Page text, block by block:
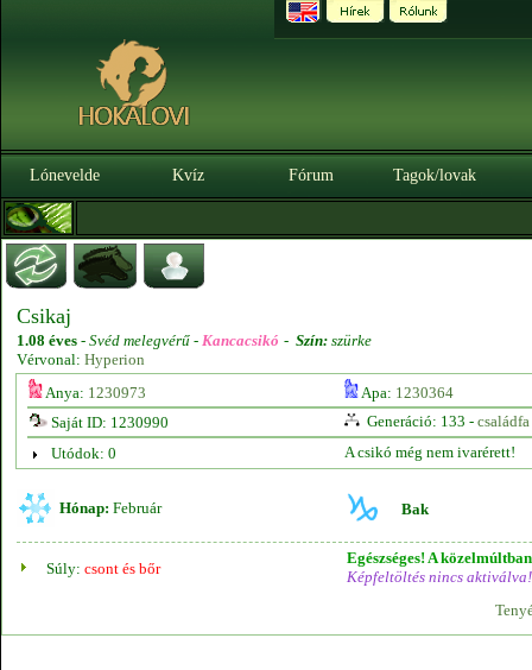
Lónevelde Kvíz Fórum Tagok/lovak
Csikaj
1.08 éves - Svéd melegvérű - Kancacsikó - Szín: szürke
Vérvonal: Hyperion
Anya: 1230973 Apa: 1230364
Saját ID: 1230990
Generáció: 133 - családfa
Utódok: 0
A csikó még nem ivarérett!
Hónap: Február Bak
Súly: csont és bőr
Egészséges! A
Képfeltöltés nincs aktiválva!